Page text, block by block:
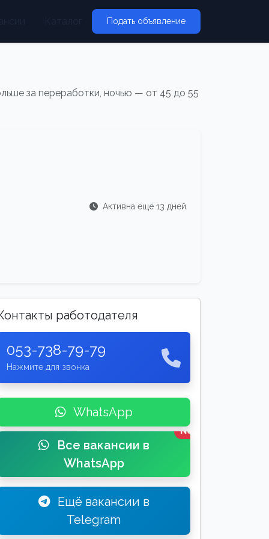
Подать объявление
за переработки, ночью — от 45 до 55
Активна ещё 13 дней
работодателя
053-738-79-79
Нажмите для звонка
WhatsApp
Все вакансии в
WhatsApp
New
Ещё вакансии в
Telegram